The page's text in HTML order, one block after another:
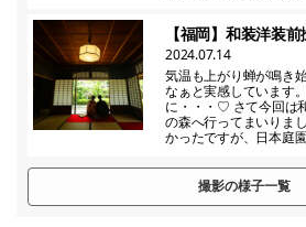
【福岡】和装洋装前
2024.07.14
気温も上がり蝉が鳴き
なぁと実感しています
に・・・♡ さて今回は
の森へ行ってまいりま
かったですが、日本庭
撮影の様子一覧